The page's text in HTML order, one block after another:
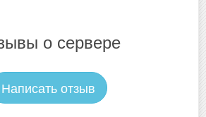
о сервере
Написать отзыв